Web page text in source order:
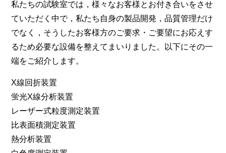
私たちの試験室では，様々なお客様とお付き合いをさせ
ていただく中で，私たち自身の製品開発，品質管理だけ
でなく，そうしたお客様方のご要求・ご要望にお応えす
るため必要な設備を整えてまいりました。以下にその一
端をご紹介します。
X線回折装置
蛍光X線分析装置
レーザー式粒度測定装置
比表面積測定装置
熱分析装置